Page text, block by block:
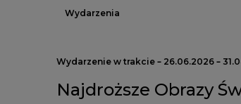
Wydarzenia
Wydarzenie w trakcie – 26.06.2026 –
Najdroższe Obrazy